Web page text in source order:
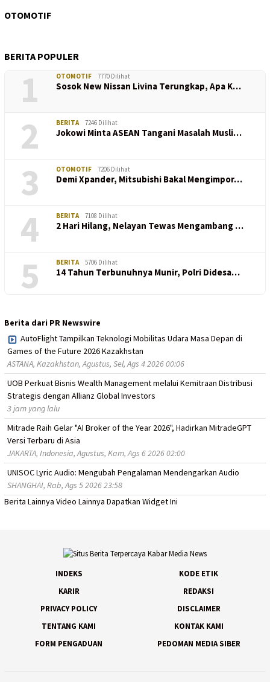
OTOMOTIF
BERITA POPULER
1 OTOMOTIF 7770 Dilihat
Sosok New Nissan Livina Terungkap, Apa K…
2 BERITA 7246 Dilihat
Jokowi Minta ASEAN Tangani Masalah Musli…
3 OTOMOTIF 7206 Dilihat
Demi Xpander, Mitsubishi Bakal Mengimpor…
4 BERITA 7108 Dilihat
2 Hari Hilang, Nelayan Tewas Mengambang …
5 BERITA 5706 Dilihat
14 Tahun Terbunuhnya Munir, Polri Didesa…
Berita dari PR Newswire
AutoFlight Tampilkan Teknologi Mobilitas Udara Masa Depan di
Games of the Future 2026 Kazakhstan
ASTANA, Kazakhstan, Agustus, Sel, Ags 4 2026 00:06
UOB Perkuat Bisnis Wealth Management melalui Kemitraan Distribusi
Strategis dengan Allianz Global Investors
3 jam yang lalu
Mitrade Raih Gelar "AI Broker of the Year 2026", Hadirkan MitradeGPT
Versi Terbaru di Asia
JAKARTA, Indonesia, Agustus, Kam, Ags 6 2026 02:00
UNISOC Lyric Audio: Mengubah Pengalaman Mendengarkan Audio
SHANGHAI, Rab, Ags 5 2026 23:58
Berita Lainnya Video Lainnya Dapatkan Widget Ini
INDEKS
KODE ETIK
KARIR
REDAKSI
PRIVACY POLICY
DISCLAIMER
TENTANG KAMI
KONTAK KAMI
FORM PENGADUAN
PEDOMAN MEDIA SIBER